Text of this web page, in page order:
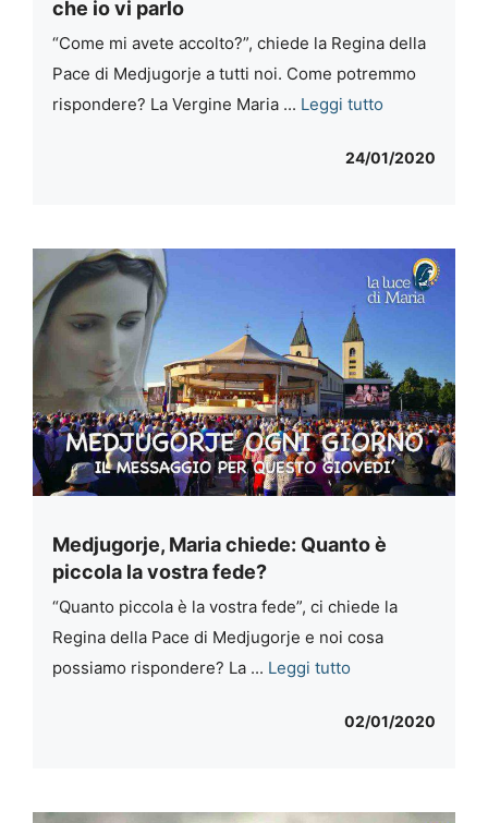
che io vi parlo
“Come mi avete accolto?”, chiede la Regina della
Pace di Medjugorje a tutti noi. Come potremmo
rispondere? La Vergine Maria ... Leggi tutto
24/01/2020
Medjugorje, Maria chiede: Quanto è
piccola la vostra fede?
“Quanto piccola è la vostra fede”, ci chiede la
Regina della Pace di Medjugorje e noi cosa
possiamo rispondere? La ... Leggi tutto
02/01/2020